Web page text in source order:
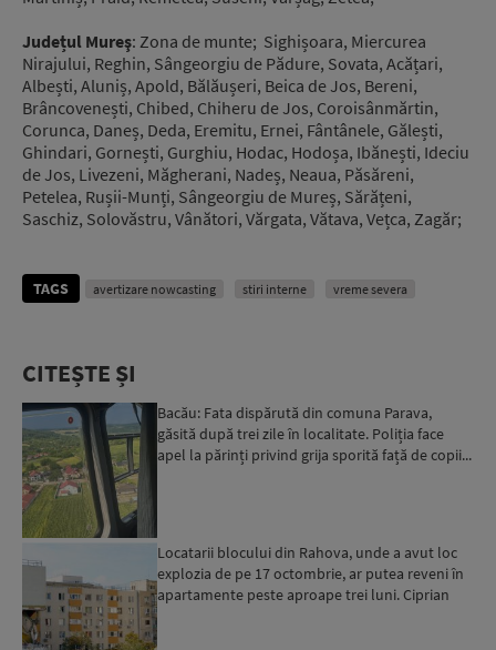
Județul Mureş: Zona de munte; Sighișoara, Miercurea
Nirajului, Reghin, Sângeorgiu de Pădure, Sovata, Acățari,
Albești, Aluniș, Apold, Bălăușeri, Beica de Jos, Bereni,
Brâncovenești, Chibed, Chiheru de Jos, Coroisânmărtin,
Corunca, Daneș, Deda, Eremitu, Ernei, Fântânele, Gălești,
Ghindari, Gornești, Gurghiu, Hodac, Hodoșa, Ibănești, Ideciu
de Jos, Livezeni, Măgherani, Nadeș, Neaua, Păsăreni,
Petelea, Rușii-Munți, Sângeorgiu de Mureș, Sărățeni,
Saschiz, Solovăstru, Vânători, Vărgata, Vătava, Vețca, Zagăr;
TAGS avertizare nowcasting stiri interne vreme severa
CITEȘTE ȘI
Bacău: Fata dispărută din comuna Parava,
găsită după trei zile în localitate. Poliția face
apel la părinți privind grija sporită față de copii...
Locatarii blocului din Rahova, unde a avut loc
explozia de pe 17 octombrie, ar putea reveni în
apartamente peste aproape trei luni. Ciprian